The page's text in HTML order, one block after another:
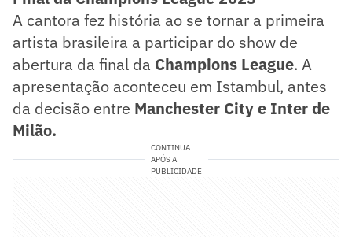
A cantora fez história ao se tornar a primeira
artista brasileira a participar do show de
abertura da final da Champions League. A
apresentação aconteceu em Istambul, antes
da decisão entre Manchester City e Inter de
Milão.
CONTINUA
APÓS A
PUBLICIDADE